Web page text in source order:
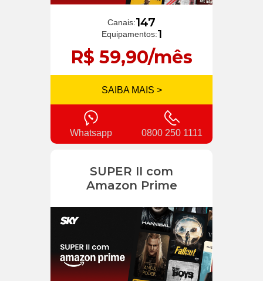
Canais:147
Equipamentos:1
R$ 59,90/mês
SAIBA MAIS >
Whatsapp 0800 250 1111
SUPER II com
Amazon Prime